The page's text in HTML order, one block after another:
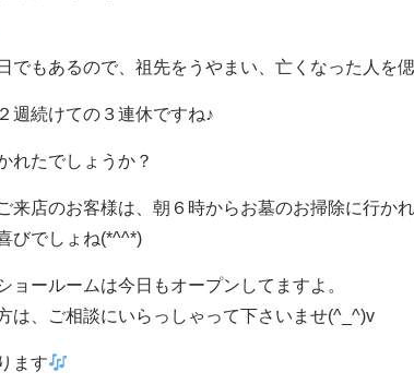
でもあるので、祖先をうやまい、亡くなった人を
週続けての３連休ですね♪
れたでしょうか？
来店のお客様は、朝６時からお墓のお掃除に行か
びでしょね(*^^*)
ョールームは今日もオープンしてますよ。
は、ご相談にいらっしゃって下さいませ(^_^)v
ます